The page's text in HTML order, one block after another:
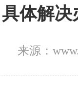
具体解决
来源：